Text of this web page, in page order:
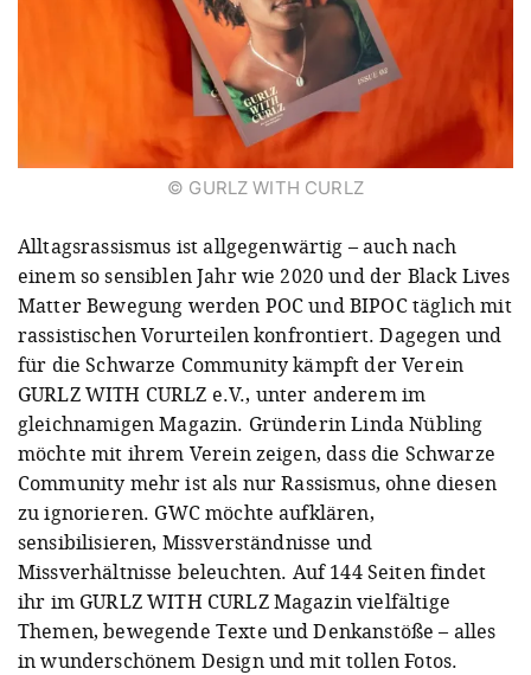
© GURLZ WITH CURLZ
Alltagsrassismus ist allgegenwärtig – auch nach
einem so sensiblen Jahr wie 2020 und der Black Lives
Matter Bewegung werden POC und BIPOC täglich mit
rassistischen Vorurteilen konfrontiert. Dagegen und
für die Schwarze Community kämpft der Verein
GURLZ WITH CURLZ e.V., unter anderem im
gleichnamigen Magazin. Gründerin Linda Nübling
möchte mit ihrem Verein zeigen, dass die Schwarze
Community mehr ist als nur Rassismus, ohne diesen
zu ignorieren. GWC möchte aufklären,
sensibilisieren, Missverständnisse und
Missverhältnisse beleuchten. Auf 144 Seiten findet
ihr im GURLZ WITH CURLZ Magazin vielfältige
Themen, bewegende Texte und Denkanstöße – alles
in wunderschönem Design und mit tollen Fotos.